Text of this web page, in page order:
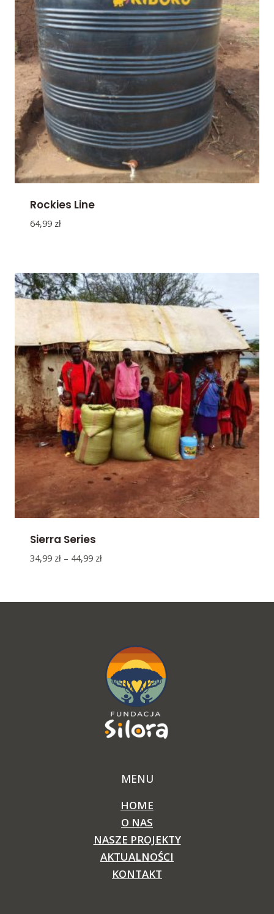
Rockies Line
64,99 zł
Sierra Series
34,99 zł – 44,99 złZakres
34,99 zł
MENU
HOME
O NAS
NASZE PROJEKTY
AKTUALNOŚCI
KONTAKT